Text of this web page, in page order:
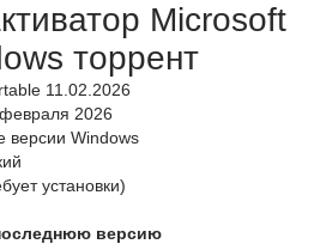
Microsoft
торрент
11.02.2026
2026
версии Windows
установки)
версию